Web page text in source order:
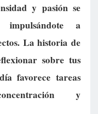
y pasión se
a
La historia de
sobre tus
favorece tareas
y